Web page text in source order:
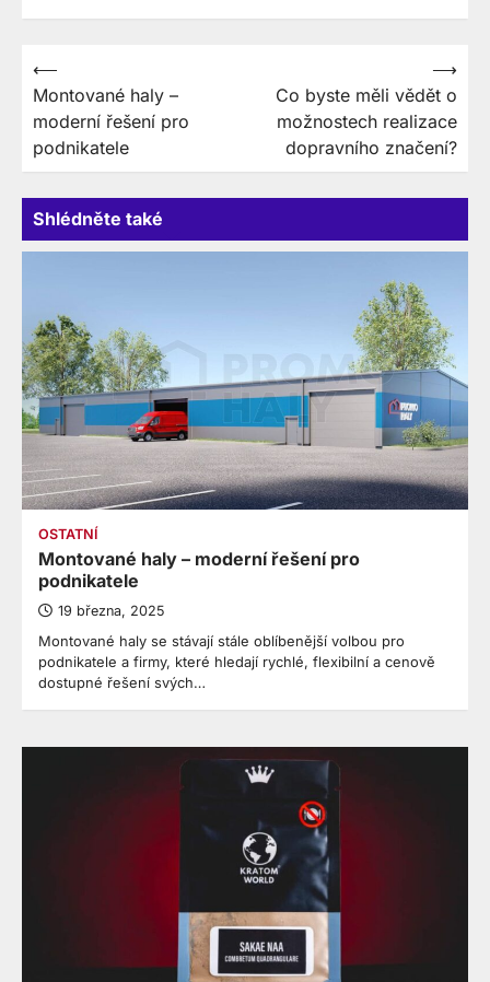
Navigace
pro
příspěvek
⟵
Montované haly –
moderní řešení pro
podnikatele
Co byste měli vědět o
možnostech realizace
dopravního značení?
⟶
Shlédněte také
OSTATNÍ
Montované haly – moderní řešení pro
podnikatele
19 března, 2025
Montované haly se stávají stále oblíbenější volbou pro
podnikatele a firmy, které hledají rychlé, flexibilní a cenově
dostupné řešení svých…